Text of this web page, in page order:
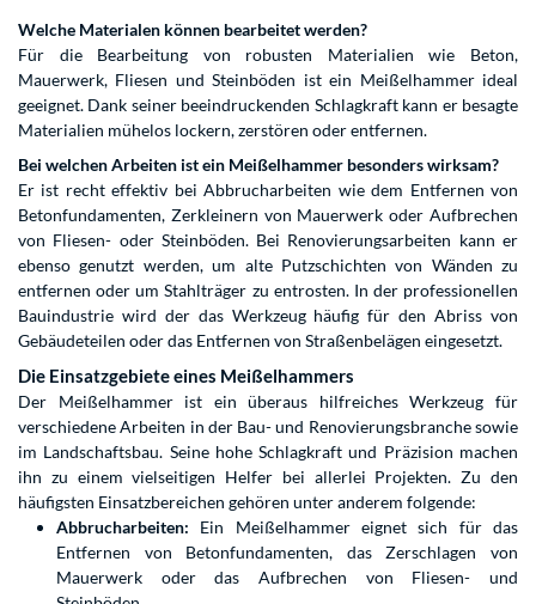
Welche Materialen können bearbeitet werden?
Für die Bearbeitung von robusten Materialien wie Beton,
Mauerwerk, Fliesen und Steinböden ist ein Meißelhammer ideal
geeignet. Dank seiner beeindruckenden Schlagkraft kann er besagte
Materialien mühelos lockern, zerstören oder entfernen.
Bei welchen Arbeiten ist ein Meißelhammer besonders wirksam?
Er ist recht effektiv bei Abbrucharbeiten wie dem Entfernen von
Betonfundamenten, Zerkleinern von Mauerwerk oder Aufbrechen
von Fliesen- oder Steinböden. Bei Renovierungsarbeiten kann er
ebenso genutzt werden, um alte Putzschichten von Wänden zu
entfernen oder um Stahlträger zu entrosten. In der professionellen
Bauindustrie wird der das Werkzeug häufig für den Abriss von
Gebäudeteilen oder das Entfernen von Straßenbelägen eingesetzt.
Die Einsatzgebiete eines Meißelhammers
Der Meißelhammer ist ein überaus hilfreiches Werkzeug für
verschiedene Arbeiten in der Bau- und Renovierungsbranche sowie
im Landschaftsbau. Seine hohe Schlagkraft und Präzision machen
ihn zu einem vielseitigen Helfer bei allerlei Projekten. Zu den
häufigsten Einsatzbereichen gehören unter anderem folgende:
Abbrucharbeiten: Ein Meißelhammer eignet sich für das
Entfernen von Betonfundamenten, das Zerschlagen von
Mauerwerk oder das Aufbrechen von Fliesen- und